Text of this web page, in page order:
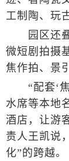
工制陶、玩
园区还叠
微短剧拍摄
焦作拍、景
“配套‘焦
水席等本地
酒店，让游
责人王凯说
化”的跨越。